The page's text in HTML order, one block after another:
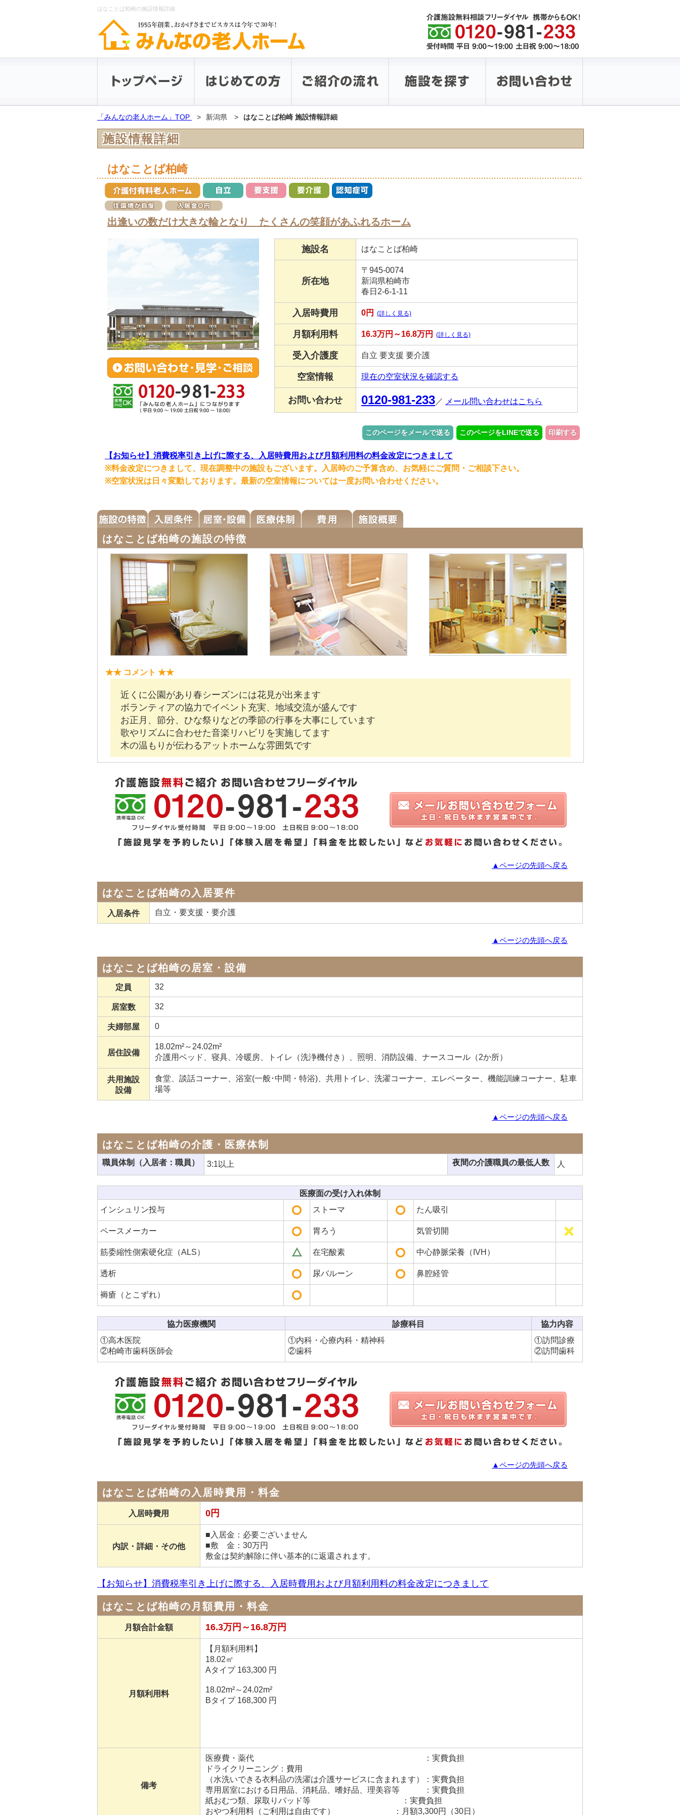
はなことば柏崎の施設情報詳細
「みんなの老人ホーム」TOP 新潟県 はなことば柏崎 施設情報詳細
施設情報詳細
はなことば柏崎
出逢いの数だけ大きな輪となり たくさんの笑顔があふれるホーム
施設名 はなことば柏崎
所在地
〒945-0074
新潟県柏崎市
春日2-6-1-11
入居時費用 0円 (詳しく見る)
月額利用料 16.3万円～16.8万円 (詳しく見る)
受入介護度 自立 要支援 要介護
空室情報 現在の空室状況を確認する
お問い合わせ 0120-981-233 ／ メール問い合わせはこちら
このページをメールで送る このページをLINEで送る 印刷する
【お知らせ】消費税率引き上げに際する、入居時費用および月額利用料の料金改定につきまして
※料金改定につきまして、現在調整中の施設もございます。入居時のご予算含め、お気軽にご質問・ご相談下さい。
※空室状況は日々変動しております。最新の空室情報については一度お問い合わせください。
はなことば柏崎の施設の特徴
★★ コメント ★★
近くに公園があり春シーズンには花見が出来ます
ボランティアの協力でイベント充実、地域交流が盛んです
お正月、節分、ひな祭りなどの季節の行事を大事にしています
歌やリズムに合わせた音楽リハビリを実施してます
木の温もりが伝わるアットホームな雰囲気です
▲ページの先頭へ戻る
はなことば柏崎の入居要件
入居条件 自立・要支援・要介護
▲ページの先頭へ戻る
はなことば柏崎の居室・設備
定員 32
居室数 32
夫婦部屋 0
居住設備
18.02m²～24.02m²
介護用ベッド、寝具、冷暖房、トイレ（洗浄機付き）、照明、消防設備、ナースコール（2か所）
共用施設
設備
食堂、談話コーナー、浴室(一般･中間・特浴)、共用トイレ、洗濯コーナー、エレベーター、機能訓練コーナー、駐車
場等
▲ページの先頭へ戻る
はなことば柏崎の介護・医療体制
職員体制（入居者：職員） 3:1以上 夜間の介護職員の最低人数 人
医療面の受け入れ体制
インシュリン投与
ストーマ たん吸引
ペースメーカー 胃ろう 気管切開
筋委縮性側索硬化症（ALS） 在宅酸素 中心静脈栄養（IVH）
透析 尿バルーン 鼻腔経管
褥瘡（とこずれ）
協力医療機関 診療科目
協力内容
①高木医院
②柏崎市歯科医師会
①内科・心療内科・精神科
②歯科
①訪問診療
②訪問歯科
▲ページの先頭へ戻る
はなことば柏崎の入居時費用・料金
入居時費用 0円
内訳・詳細・その他
■入居金：必要ございません
■敷 金：30万円
敷金は契約解除に伴い基本的に返還されます。
【お知らせ】消費税率引き上げに際する、入居時費用および月額利用料の料金改定につきまして
はなことば柏崎の月額費用・料金
月額合計金額 16.3万円～16.8万円
月額利用料
【月額利用料】
18.02㎡
Aタイプ 163,300 円
18.02m²～24.02m²
Bタイプ 168,300 円
備考
医療費・薬代 ：実費負担
ドライクリーニング：費用
（水洗いできる衣料品の洗濯は介護サービスに含まれます）：実費負担
専用居室における日用品、消耗品、嗜好品、理美容等 ：実費負担
紙おむつ類、尿取りパッド等 ：実費負担
おやつ利用料（ご利用は自由です） ：月額3,300円（30日）